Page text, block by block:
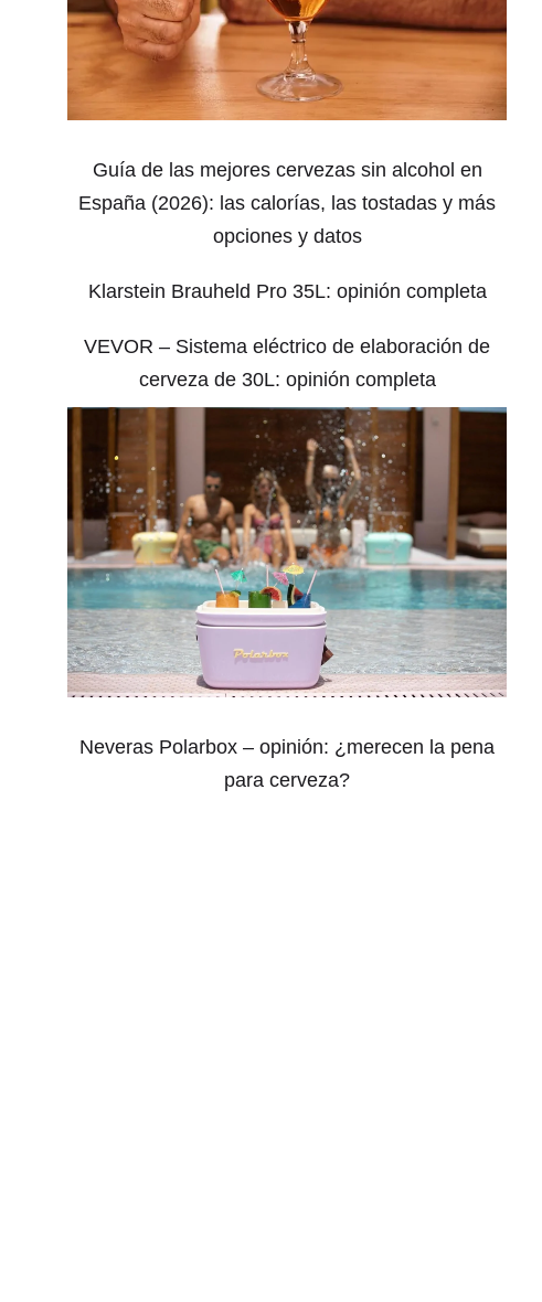
Guía de las mejores cervezas sin alcohol en
España (2026): las calorías, las tostadas y más
opciones y datos
Klarstein Brauheld Pro 35L: opinión completa
VEVOR – Sistema eléctrico de elaboración de
cerveza de 30L: opinión completa
Neveras Polarbox – opinión: ¿merecen la pena
para cerveza?